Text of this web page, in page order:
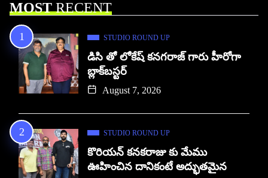
MOSTRECENT
STUDIO ROUND UP
డిసి తో లోకేష్ కనగరాజ్ గారు హీరోగా
బ్లాక్‌బస్టర్
August 7, 2026
STUDIO ROUND UP
కొరియన్ కనకరాజు కు మేము
ఊహించిన దానికంటే అద్భుతమైన